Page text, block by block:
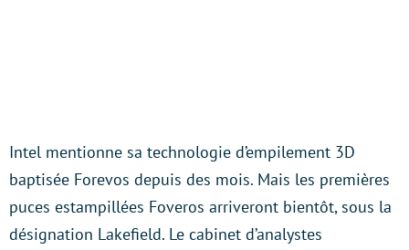
Intel mentionne sa technologie d’empilement 3D
baptisée Forevos depuis des mois. Mais les premières
puces estampillées Foveros arriveront bientôt, sous la
désignation Lakefield. Le cabinet d’analystes